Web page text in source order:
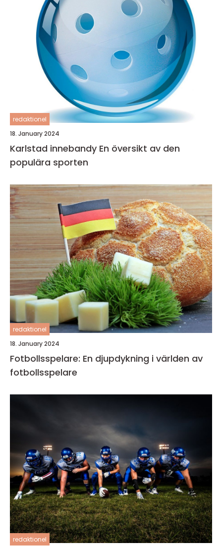
redaktionel
18. January 2024
Karlstad innebandy En översikt av den
populära sporten
redaktionel
18. January 2024
Fotbollsspelare: En djupdykning i världen av
fotbollsspelare
redaktionel